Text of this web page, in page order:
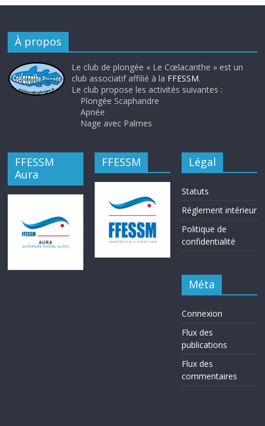
À propos
Le club de plongée « Le Cœlacanthe » est un
club associatif affilié à la FFESSM.
Le club propose les activités suivantes :
Plongée Scaphandre
Apnée
Nage avec Palmes
FFESSM
Aura
FFESSM Légal
Statuts
Réglement intérieur
Politique de
confidentialité
Méta
Connexion
Flux des
publications
Flux des
commentaires